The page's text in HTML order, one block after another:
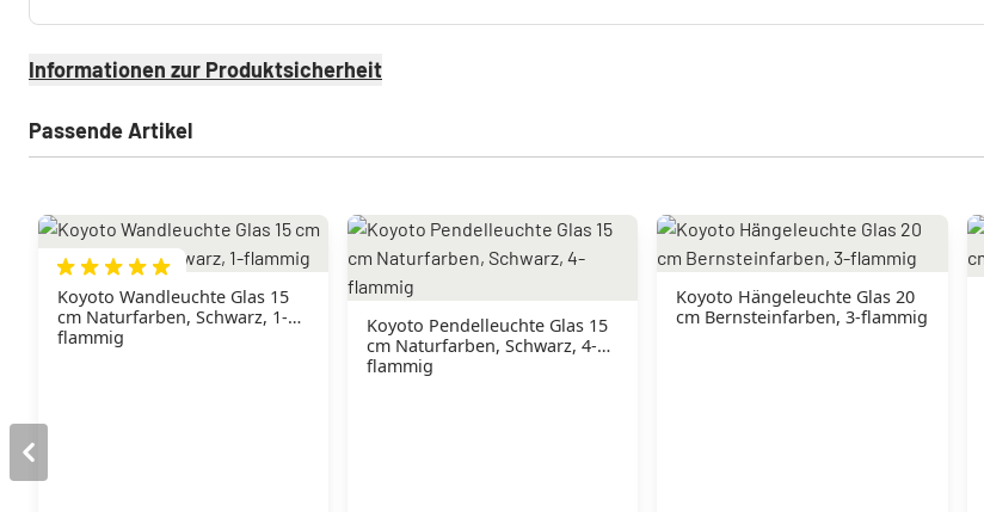
Informationen zur Produktsicherheit
Passende Artikel
Koyoto Wandleuchte Glas 15
cm Naturfarben, Schwarz, 1-
flammig
Koyoto Pendelleuchte Glas 15
cm Naturfarben, Schwarz, 4-
flammig
Koyoto Hängeleuchte Glas 20
cm Bernsteinfarben, 3-flammig